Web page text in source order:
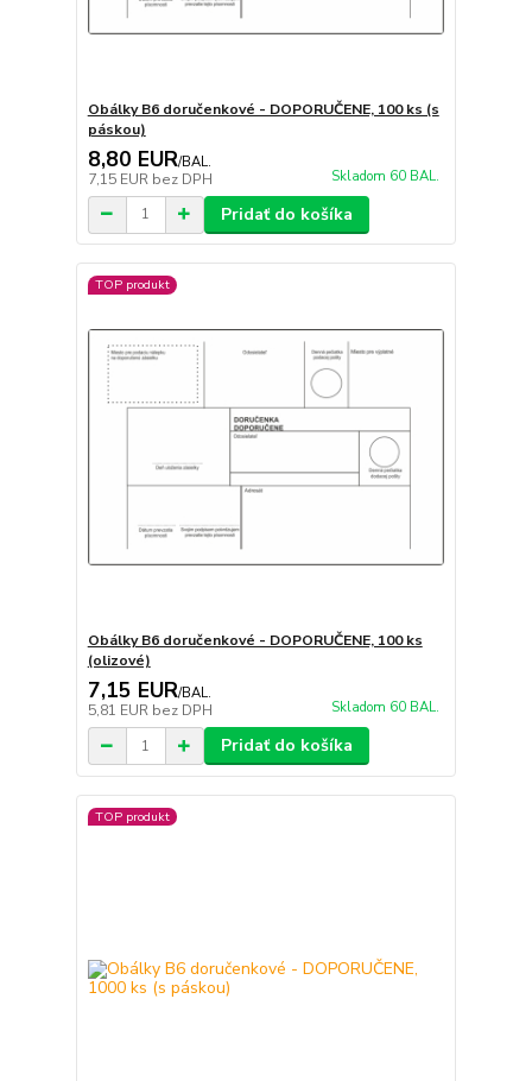
Obálky B6 doručenkové - DOPORUČENE, 100 ks (s
páskou)
8,80 EUR/BAL.
7,15 EUR bez DPH Skladom 60 BAL.
Pridať do košíka
TOP produkt
Obálky B6 doručenkové - DOPORUČENE, 100 ks
(olizové)
7,15 EUR/BAL.
5,81 EUR bez DPH Skladom 60 BAL.
Pridať do košíka
TOP produkt